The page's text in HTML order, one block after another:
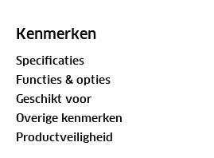
backing plate. Geschikt voor
Kenmerken
Specificaties
Functies & opties
Geschikt voor
Overige kenmerken
Productveiligheid